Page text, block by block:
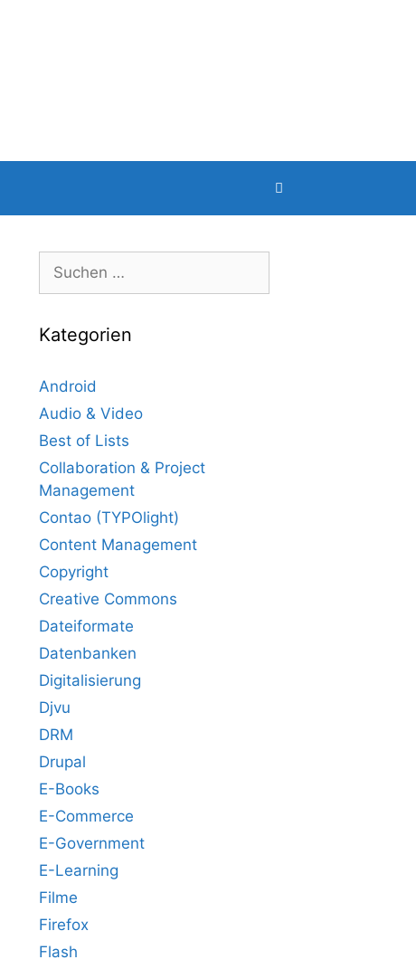
Suche
nach:
Kategorien
Android
Audio & Video
Best of Lists
Collaboration & Project
Management
Contao (TYPOlight)
Content Management
Copyright
Creative Commons
Dateiformate
Datenbanken
Digitalisierung
Djvu
DRM
Drupal
E-Books
E-Commerce
E-Government
E-Learning
Filme
Firefox
Flash